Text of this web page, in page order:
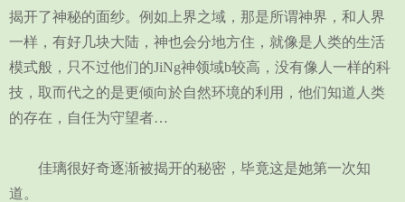
揭开了神秘的面纱。例如上界之域，那是所谓神界，和人界
一样，有好几块大陆，神也会分地方住，就像是人类的生活
模式般，只不过他们的JiNg神领域b较高，没有像人一样的科
技，取而代之的是更倾向於自然环境的利用，他们知道人类
的存在，自任为守望者…
佳璃很好奇逐渐被揭开的秘密，毕竟这是她第一次知
道。